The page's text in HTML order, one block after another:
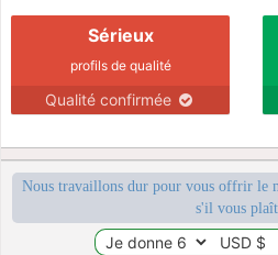
Sérieux
profils de qualité
Qualité confirmée
Nous travaillons dur pour vous offrir le
s'il vous plaît